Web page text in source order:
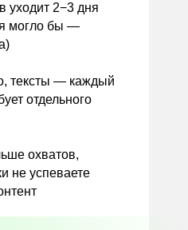
уходит 2−3 дня
могло бы —
тексты — каждый
отдельного
охватов,
не успеваете